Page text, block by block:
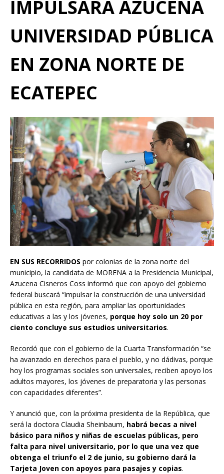
IMPULSARÁ AZUCENA
UNIVERSIDAD PÚBLICA
EN ZONA NORTE DE
ECATEPEC
EN SUS RECORRIDOS por colonias de la zona norte del
municipio, la candidata de MORENA a la Presidencia Municipal,
Azucena Cisneros Coss informó que con apoyo del gobierno
federal buscará “impulsar la construcción de una universidad
pública en esta región, para ampliar las oportunidades
educativas a las y los jóvenes, porque hoy solo un 20 por
ciento concluye sus estudios universitarios.
Recordó que con el gobierno de la Cuarta Transformación “se
ha avanzado en derechos para el pueblo, y no dádivas, porque
hoy los programas sociales son universales, reciben apoyo los
adultos mayores, los jóvenes de preparatoria y las personas
con capacidades diferentes”.
Y anunció que, con la próxima presidenta de la República, que
será la doctora Claudia Sheinbaum, habrá becas a nivel
básico para niños y niñas de escuelas públicas, pero
falta para nivel universitario, por lo que una vez que
obtenga el triunfo el 2 de junio, su gobierno dará la
Tarjeta Joven con apoyos para pasajes y copias.